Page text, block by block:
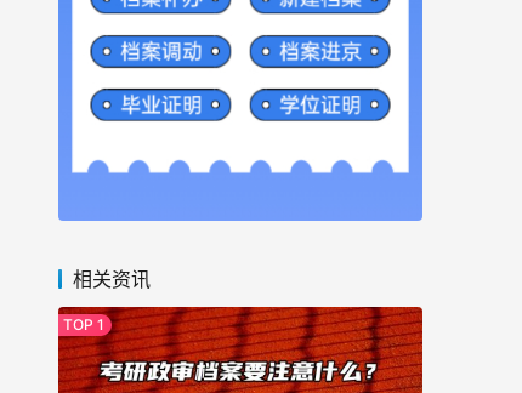
相关资讯